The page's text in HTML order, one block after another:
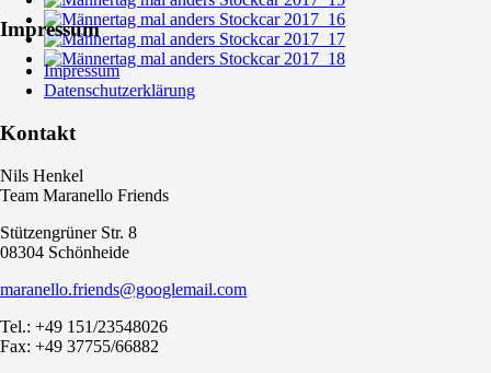
Impressum
Impressum
Datenschutzerklärung
Kontakt
Nils Henkel
Team Maranello Friends
Stützengrüner Str. 8
08304 Schönheide
maranello.friends@googlemail.com
Tel.: +49 151/23548026
Fax: +49 37755/66882